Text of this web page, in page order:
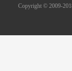
Copyright © 2009-